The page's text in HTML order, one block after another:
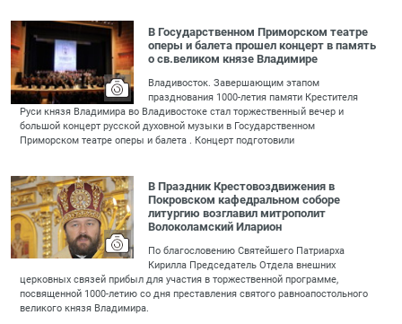
В Государственном Приморском театре
оперы и балета прошел концерт в память
о св.великом князе Владимире
Владивосток. Завершающим этапом
празднования 1000-летия памяти Крестителя
Руси князя Владимира во Владивостоке стал торжественный вечер и
большой концерт русской духовной музыки в Государственном
Приморском театре оперы и балета . Концерт подготовили
В Праздник Крестовоздвижения в
Покровском кафедральном соборе
литургию возглавил митрополит
Волоколамский Иларион
По благословению Святейшего Патриарха
Кирилла Председатель Отдела внешних
церковных связей прибыл для участия в торжественной программе,
посвященной 1000-летию со дня преставления святого равноапостольного
великого князя Владимира.